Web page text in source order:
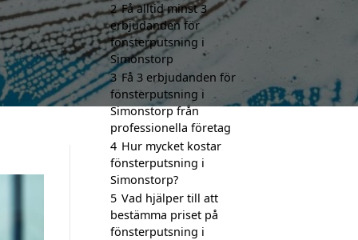
2 Få alltid minst 3
erbjudanden för
fönsterputsning i
Simonstorp
3 Få 3 erbjudanden för
fönsterputsning i
Simonstorp från
professionella företag
4 Hur mycket kostar
fönsterputsning i
Simonstorp?
5 Vad hjälper till att
bestämma priset på
fönsterputsning i